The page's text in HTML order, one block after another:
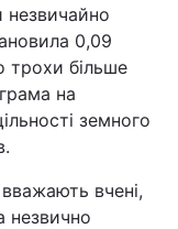
незвичайно
0,09
трохи більше
на
земного
вчені,
незвично